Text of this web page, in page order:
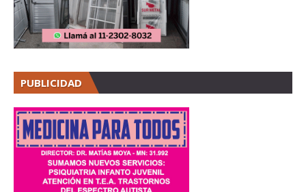
PUBLICIDAD